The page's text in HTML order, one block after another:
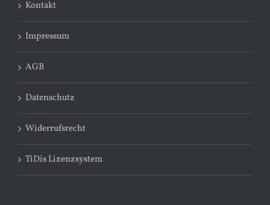
Kontakt
Impressum
AGB
Datenschutz
Widerrufsrecht
TiDis Lizenzsystem